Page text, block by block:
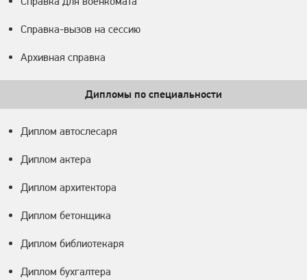
Справка-вызов на сессию
Архивная справка
Дипломы по специальности
Диплом автослесаря
Диплом актера
Диплом архитектора
Диплом бетонщика
Диплом библиотекаря
Диплом бухгалтера